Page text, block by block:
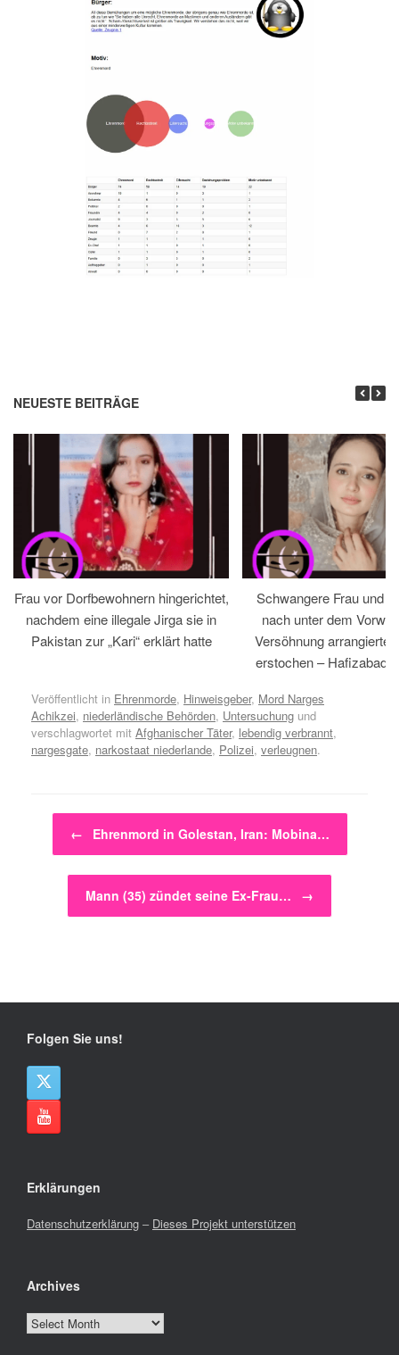
NEUESTE BEITRÄGE
Frau vor Dorfbewohnern hingerichtet,
nachdem eine illegale Jirga sie in
Pakistan zur „Kari“ erklärt hatte
Schwangere Frau und
nach unter dem
Versöhnung
erstochen – Hafizabad,
Veröffentlicht in Ehrenmorde, Hinweisgeber, Mord Narges
Achikzei, niederländische Behörden, Untersuchung und
verschlagwortet mit Afghanischer Täter, lebendig verbrannt,
nargesgate, narkostaat niederlande, Polizei, verleugnen.
← Ehrenmord in Golestan, Iran: Mobina…
Mann (35) zündet seine Ex-Frau… →
Folgen Sie uns!
Erklärungen
Datenschutzerklärung – Dieses Projekt unterstützen
Archives
Archives